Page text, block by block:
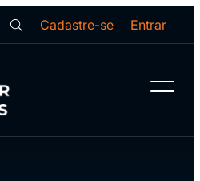
Cadastre-se Entrar